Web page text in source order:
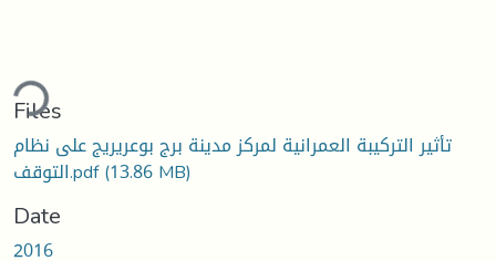
Files
تأثير التركيبة العمرانية لمركز مدينة برج بوعريريج على نظام
التوقف.pdf(13.86 MB)
Date
2016